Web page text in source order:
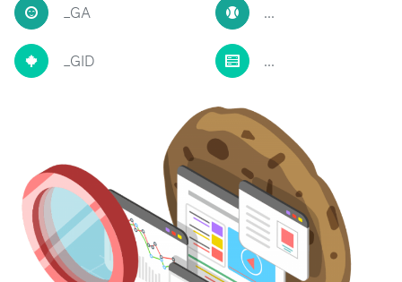
_GA
_GID
...
...